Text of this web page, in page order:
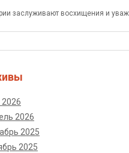
заслуживают восхищения и
2026
2025
2025